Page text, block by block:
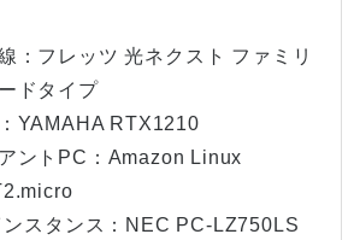
：フレッツ 光ネクスト ファミリ
ドタイプ
YAMAHA RTX1210
ントPC：Amazon Linux
スタンス：NEC PC-LZ750LS